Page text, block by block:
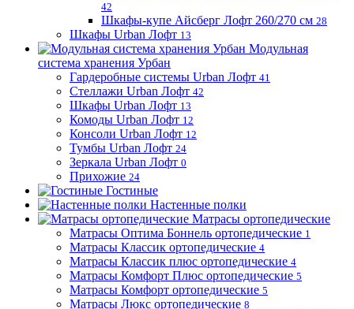
42
Шкафы-купе Айсберг Лофт 260/270 см 28
Шкафы Urban Лофт 13
Модульная
система хранения Урбан
Гардеробные системы Urban Лофт 41
Стеллажи Urban Лофт 42
Шкафы Urban Лофт 13
Комоды Urban Лофт 12
Консоли Urban Лофт 12
Тумбы Urban Лофт 24
Зеркала Urban Лофт 0
Прихожие 24
Гостиные
Настенные полки
Матрасы ортопедические
Матрасы Оптима Боннель ортопедические 1
Матрасы Классик ортопедические 4
Матрасы Классик плюс ортопедические 4
Матрасы Комфорт Плюс ортопедические 5
Матрасы Комфорт ортопедические 5
Матрасы Люкс ортопедические 8